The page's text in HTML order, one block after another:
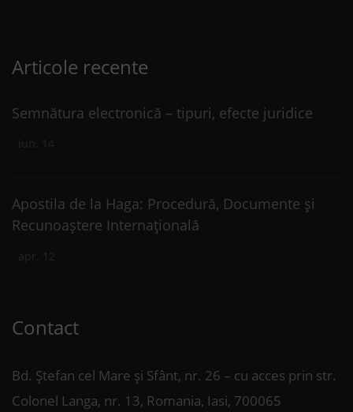
Articole recente
Semnătura electronică – tipuri, efecte juridice
iun. 14
Apostila de la Haga: Procedură, Documente și
Recunoaștere Internațională
apr. 12
Contact
Bd. Ștefan cel Mare și Sfânt, nr. 26 – cu acces prin str.
Colonel Langa, nr. 13, Romania, Iasi, 700065